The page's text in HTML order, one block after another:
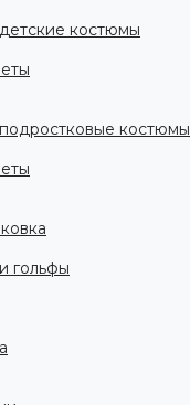
костюмы
костюмы
гольфы